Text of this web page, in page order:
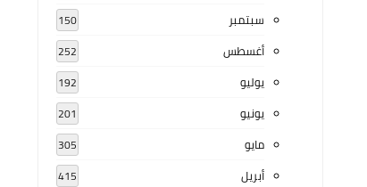
سبتمبر 150
أغسطس 252
يوليو 192
يونيو 201
مايو 305
أبريل 415